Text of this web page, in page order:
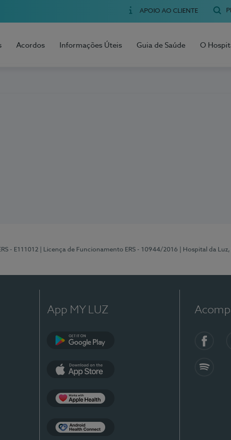
APOIO AO CLIENTE
Acordos Informações Úteis Guia de Saúde O
- E111012 | Licença de Funcionamento ERS - 10944/2016 | Hospital da Luz,
App MY LUZ